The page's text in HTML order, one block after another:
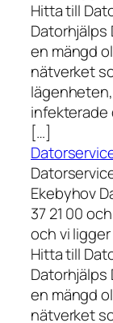
Hitta till
Datorhjälps
en mängd
nätverket
infekterade
[…]
Ekebyhov
37 21 00
och vi
Hitta till
Datorhjälps
en mängd
nätverket